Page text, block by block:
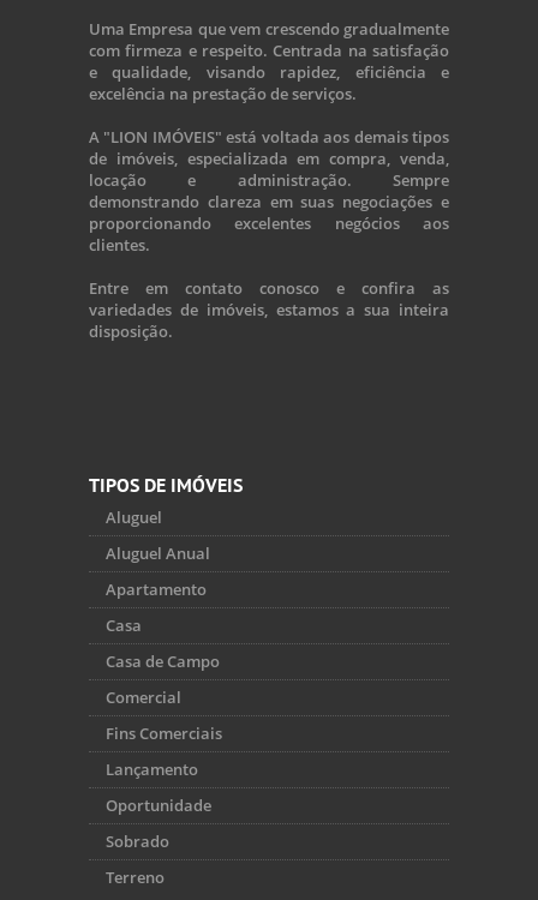
Uma Empresa que vem crescendo gradualmente
com firmeza e respeito. Centrada na satisfação
e qualidade, visando rapidez, eficiência e
excelência na prestação de serviços.
A "LION IMÓVEIS" está voltada aos demais tipos
de imóveis, especializada em compra, venda,
locação e administração. Sempre
demonstrando clareza em suas negociações e
proporcionando excelentes negócios aos
clientes.
Entre em contato conosco e confira as
variedades de imóveis, estamos a sua inteira
disposição.
TIPOS DE IMÓVEIS
Aluguel
Aluguel Anual
Apartamento
Casa
Casa de Campo
Comercial
Fins Comerciais
Lançamento
Oportunidade
Sobrado
Terreno